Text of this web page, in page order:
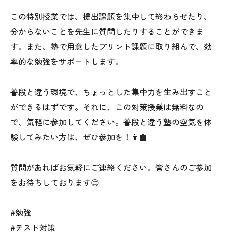
この特別授業では、提出課題を集中して終わらせたり、
分からないことを先生に質問したりすることができま
す。また、塾で用意したプリント課題に取り組んで、効
率的な勉強をサポートします。
普段と違う環境で、ちょっとした集中力を生み出すこと
ができるはずです。それに、この対策授業は無料なの
で、気軽に参加してください。普段と違う塾の空気を体
験してみたい方は、ぜひ参加を！👩‍🏫
質問があればお気軽にご連絡ください。皆さんのご参加
をお待ちしております😊
#勉強
#テスト対策